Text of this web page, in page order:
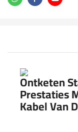
Ontketen
Prestaties
Kabel Van